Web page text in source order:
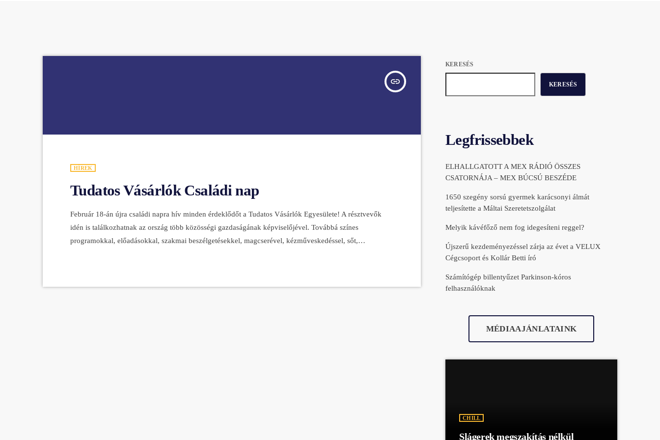
insert_link
HÍREK
Tudatos Vásárlók Családi nap
Február 18-án újra családi napra hív minden érdeklődőt a Tudatos Vásárlók Egyesülete! A résztvevők
idén is találkozhatnak az ország több közösségi gazdaságának képviselőjével. Továbbá színes
programokkal, előadásokkal, szakmai beszélgetésekkel, magcserével, kézműveskedéssel, sőt,
KERESÉS
KERESÉS
Legfrissebbek
ELHALLGATOTT A MEX RÁDIÓ ÖSSZES
CSATORNÁJA – MEX BÚCSÚ BESZÉDE
1650 szegény sorsú gyermek karácsonyi álmát
teljesítette a Máltai Szeretetszolgálat
Melyik kávéfőző nem fog idegesíteni reggel?
Újszerű kezdeményezéssel zárja az évet a VELUX
Cégcsoport és Kollár Betti író
Számítógép billentyűzet Parkinson-kóros
felhasználóknak
MÉDIAAJÁNLATAINK
CHILL
Slágerek megszakítás nélkül